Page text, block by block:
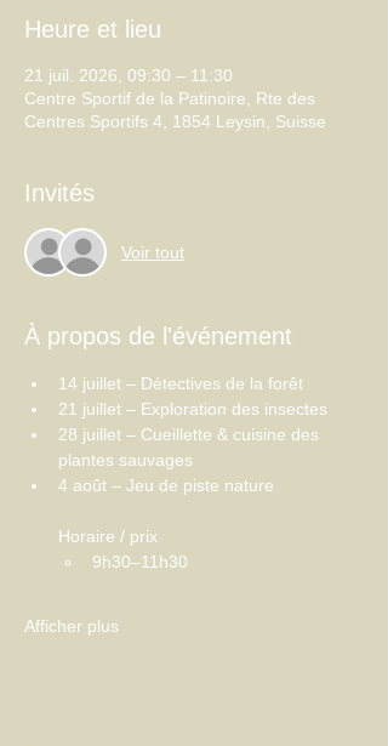
Heure et lieu
21 juil. 2026, 09:30 – 11:30
Centre Sportif de la Patinoire, Rte des
Centres Sportifs 4, 1854 Leysin, Suisse
Invités
Voir tout
À propos de l'événement
14 juillet – Détectives de la forêt
21 juillet – Exploration des insectes
28 juillet – Cueillette & cuisine des
plantes sauvages
4 août – Jeu de piste nature
Horaire / prix
9h30–11h30
Afficher plus